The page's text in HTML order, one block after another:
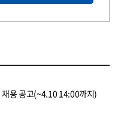
용 공고(~4.10 14:00까지)